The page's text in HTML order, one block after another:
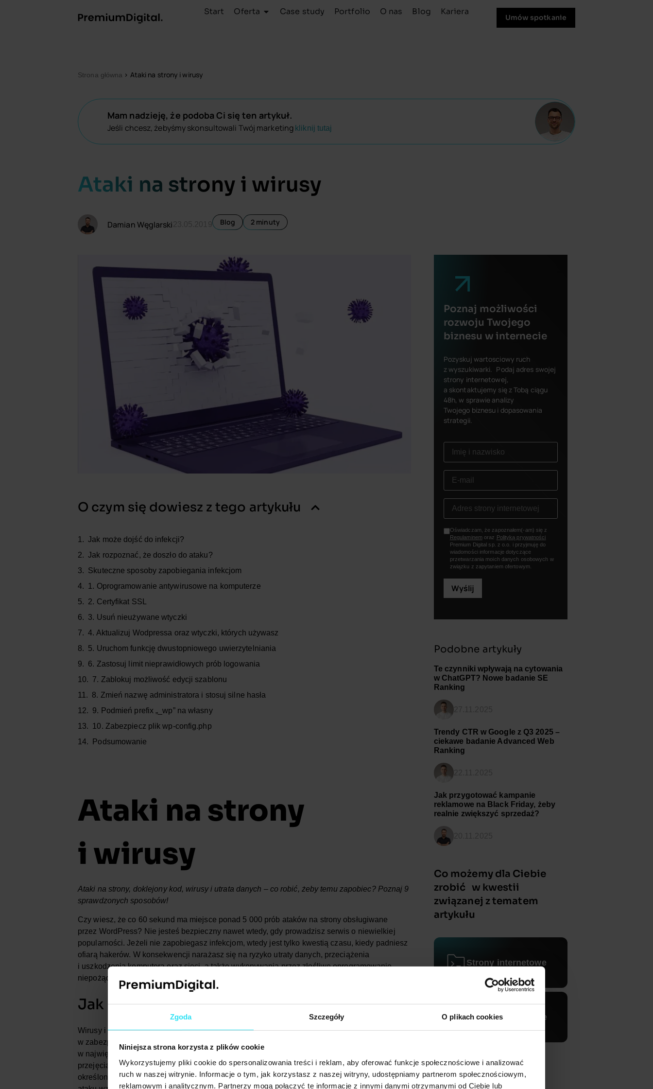
Zgoda Szczegóły O plikach cookies
Niniejsza strona korzysta z plików cookie
Wykorzystujemy pliki cookie do spersonalizowania treści i reklam, aby oferować funkcje społecznościowe i analizować
ruch w naszej witrynie. Informacje o tym, jak korzystasz z naszej witryny, udostępniamy partnerom społecznościowym,
reklamowym i analitycznym. Partnerzy mogą połączyć te informacje z innymi danymi otrzymanymi od Ciebie lub
Start Oferta Case study Portfolio O nas Blog Kariera
Umów spotkanie
Strona główna > Ataki na strony i wirusy
Mam nadzieję, że podoba Ci się ten artykuł.
Jeśli chcesz, żebyśmy skonsultowali Twój marketing kliknij tutaj
Ataki na strony i wirusy
Damian Węglarski Blog 2 minuty
O czym się dowiesz z tego artykułu
Jak może dojść do infekcji?
Jak rozpoznać, że doszło do ataku?
Skuteczne sposoby zapobiegania infekcjom
1. Oprogramowanie antywirusowe na komputerze
2. Certyfikat SSL
3. Usuń nieużywane wtyczki
4. Aktualizuj Wodpressa oraz wtyczki, których używasz
5. Uruchom funkcję dwustopniowego uwierzytelniania
6. Zastosuj limit nieprawidłowych prób logowania
7. Zablokuj możliwość edycji szablonu
8. Zmień nazwę administratora i stosuj silne hasła
9. Podmień prefix „_wp” na własny
10. Zabezpiecz plik wp-config.php
Podsumowanie
Ataki na strony
i wirusy
Ataki na strony, doklejony kod, wirusy i utrata danych – co robić, żeby temu zapobiec? Poznaj 9
sprawdzonych sposobów!
Czy wiesz, że co 60 sekund ma miejsce ponad 5 000 prób ataków na strony obsługiwane
przez WordPress? Nie jesteś bezpieczny nawet wtedy, gdy prowadzisz serwis o niewielkiej
popularności. Jeżeli nie zapobiegasz infekcjom, wtedy jest tylko kwestią czasu, kiedy padniesz
ofiarą hakerów. W konsekwencji narażasz się na ryzyko utraty danych, przeciążenia
i uszkodzenia komputera oraz sieci, a także wykonywania przez złośliwe oprogramowanie
niepożądanych czynności.
Jak może dojść do infekcji?
Wirusy i robaki w celu dokonania infekcji wykorzystują w pierwszej kolejności luki
w zabezpieczeniach systemu, wtyczek i aplikacji. Właściciele
w największym stopniu są narażeni na ataki typu „brute force”. Polegają one na próbie
przejęcia dostępu do panelu administratora. W tym celu cyberprzestępcy doklejają do kodu
określone skrypty, co ma umożliwić uzyskanie danych dostępowych. Prawdopodobieństwo
Poznaj możliwości
rozwoju Twojego
biznesu w internecie
Pozyskuj wartosciowy ruch
z wyszukiwarki. Podaj adres swojej
strony internetowej,
a skontaktujemy się z Tobą ciągu
48h, w sprawie analizy
Twojego biznesu i dopasowania
strategii.
Oświadczam, że zapoznałem(-am) się z
Regulaminemoraz Polityką prywatności
Premium Digital sp. z o.o. i przyjmuję do
wiadomości informacje dotyczące
przetwarzania moich danych osobowych w
związku z zapytaniem ofertowym.
Wyślij
Podobne artykuły
Te czynniki wpływają na cytowania
w ChatGPT? Nowe badanie SE
Ranking
27.11.2025
Trendy CTR w Google z Q3 2025 –
ciekawe badanie Advanced Web
Ranking
22.11.2025
Jak przygotować kampanie
reklamowe na Black Friday, żeby
realnie zwiększyć sprzedaż?
Co możemy dla Ciebie
zrobić w kwestii
związanej z tematem
artykułu
Strony internetowe
Sklepy internetowe